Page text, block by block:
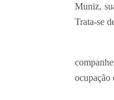
Muniz,
Trata-se
O
ocupação